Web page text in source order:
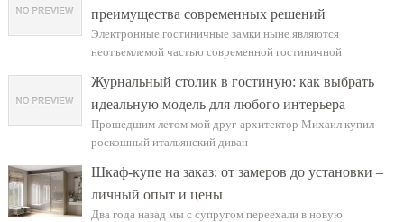
преимущества современных решений
Электронные гостиничные замки ныне являются
неотъемлемой частью современной гостиничной
Журнальный столик в гостиную: как выбрать
идеальную модель для любого интерьера
Прошедшим летом мой друг-архитектор Михаил купил
роскошный итальянский диван
Шкаф-купе на заказ: от замеров до установки –
личный опыт и цены
Два года назад мы с супругом переехали в новую